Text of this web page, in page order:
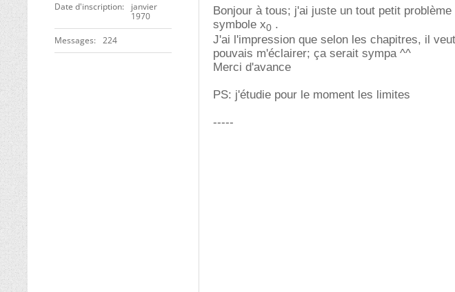
Date d'inscription
janvier
1970
Messages 224
Bonjour à tous; j'ai juste un tout petit
symbole x0 .
J'ai l'impression que selon les chapitres, il
pouvais m'éclairer; ça serait sympa ^^
Merci d'avance
PS: j'étudie pour le moment les limites
-----